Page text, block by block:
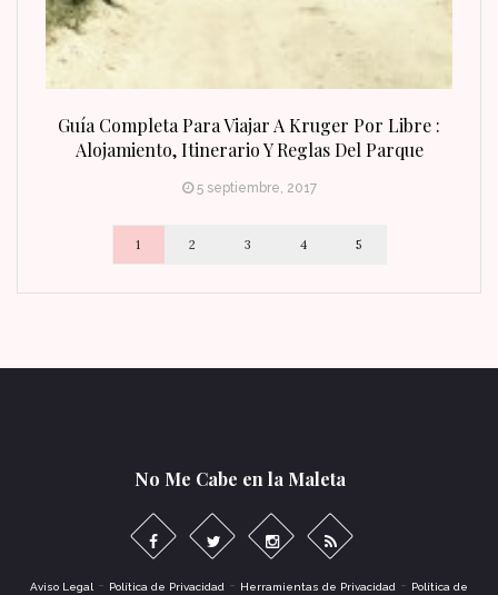
Guía Completa Para Viajar A Kruger Por Libre :
Alojamiento, Itinerario Y Reglas Del Parque
5 septiembre, 2017
1 2 3 4 5
No Me Cabe en la Maleta
Aviso Legal - Política de Privacidad - Herramientas de Privacidad - Política de